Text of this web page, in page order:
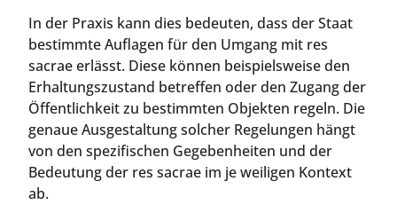
In der Praxis kann dies bedeuten, dass der Staat
bestimmte Auflagen für den Umgang mit res
sacrae erlässt. Diese können beispielsweise den
Erhaltungszustand betreffen oder den Zugang der
Öffentlichkeit zu bestimmten Objekten regeln. Die
genaue Ausgestaltung solcher Regelungen hängt
von den spezifischen Gegebenheiten und der
Bedeutung der res sacrae im je weiligen Kontext
ab.